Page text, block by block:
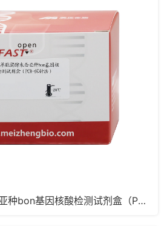
椰毒假单胞菌酵米面亚种bon基因核酸检测试剂盒（PCR-探针法）